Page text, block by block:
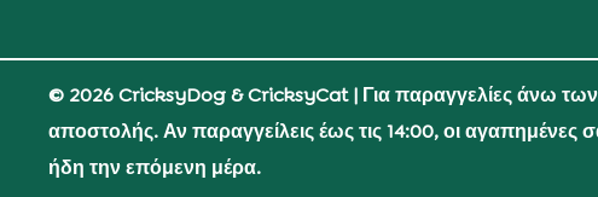
© 2026 CricksyDog & CricksyCat| Για παραγγελίες άνω
αποστολής. Αν παραγγείλεις έως τις 14:00, οι αγαπημένες
ήδη την επόμενη μέρα.